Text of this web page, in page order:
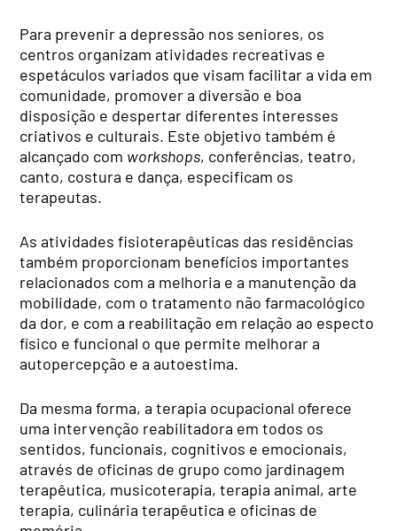
Para prevenir a depressão nos seniores, os
centros organizam atividades recreativas e
espetáculos variados que visam facilitar a vida em
comunidade, promover a diversão e boa
disposição e despertar diferentes interesses
criativos e culturais. Este objetivo também é
alcançado com workshops, conferências, teatro,
canto, costura e dança, especificam os
terapeutas.
As atividades fisioterapêuticas das residências
também proporcionam benefícios importantes
relacionados com a melhoria e a manutenção da
mobilidade, com o tratamento não farmacológico
da dor, e com a reabilitação em relação ao especto
físico e funcional o que permite melhorar a
autopercepção e a autoestima.
Da mesma forma, a terapia ocupacional oferece
uma intervenção reabilitadora em todos os
sentidos, funcionais, cognitivos e emocionais,
através de oficinas de grupo como jardinagem
terapêutica, musicoterapia, terapia animal, arte
terapia, culinária terapêutica e oficinas de